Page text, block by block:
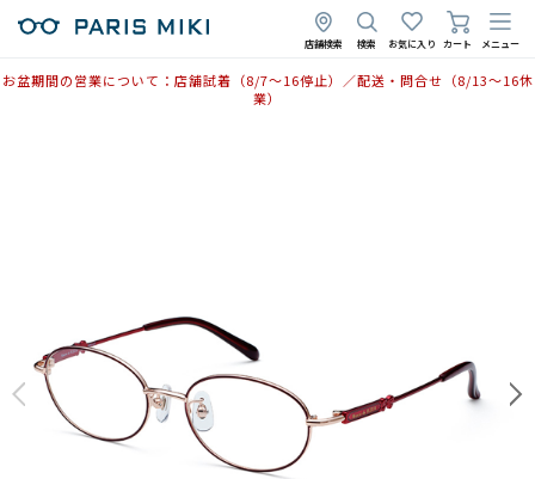
店舗検索 検索 お気に入り カート メニュー
お盆期間の営業について：店舗試着（8/7〜16停止）／配送・問合せ（8/13〜16休
業）